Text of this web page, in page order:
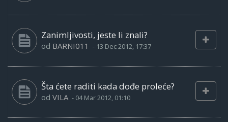
Zanimljivosti, jeste li znali?
od BARNI011 - 13 Dec 2012, 17:37
Šta ćete raditi kada dođe proleće?
od VILA - 04 Mar 2012, 01:10